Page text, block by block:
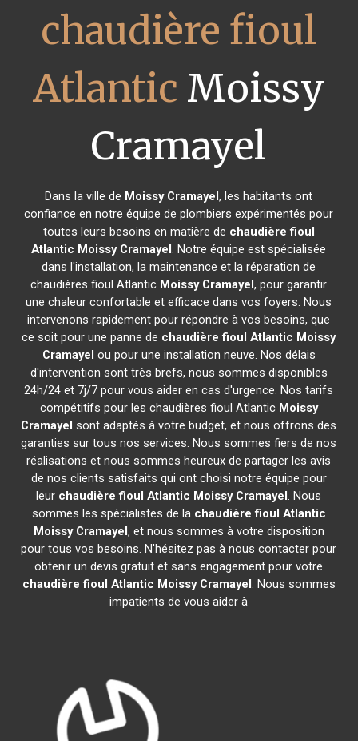
chaudière fioul
Atlantic Moissy
Cramayel
Dans la ville de Moissy Cramayel, les habitants ont
confiance en notre équipe de plombiers expérimentés pour
toutes leurs besoins en matière de chaudière fioul
Atlantic Moissy Cramayel. Notre équipe est spécialisée
dans l'installation, la maintenance et la réparation de
chaudières fioul Atlantic Moissy Cramayel, pour garantir
une chaleur confortable et efficace dans vos foyers. Nous
intervenons rapidement pour répondre à vos besoins, que
ce soit pour une panne de chaudière fioul Atlantic Moissy
Cramayel ou pour une installation neuve. Nos délais
d'intervention sont très brefs, nous sommes disponibles
24h/24 et 7j/7 pour vous aider en cas d'urgence. Nos tarifs
compétitifs pour les chaudières fioul Atlantic Moissy
Cramayel sont adaptés à votre budget, et nous offrons des
garanties sur tous nos services. Nous sommes fiers de nos
réalisations et nous sommes heureux de partager les avis
de nos clients satisfaits qui ont choisi notre équipe pour
leur chaudière fioul Atlantic Moissy Cramayel. Nous
sommes les spécialistes de la chaudière fioul Atlantic
Moissy Cramayel, et nous sommes à votre disposition
pour tous vos besoins. N'hésitez pas à nous contacter pour
obtenir un devis gratuit et sans engagement pour votre
chaudière fioul Atlantic Moissy Cramayel. Nous sommes
impatients de vous aider à